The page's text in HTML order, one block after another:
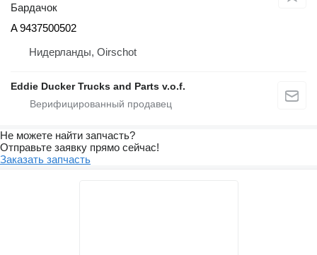
Бардачок
A 9437500502
Нидерланды, Oirschot
Eddie Ducker Trucks and Parts v.o.f.
Не можете найти запчасть?
Отправьте заявку прямо сейчас!
Заказать запчасть